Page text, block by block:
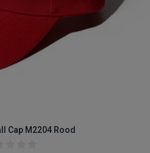
Cap M2204 Rood